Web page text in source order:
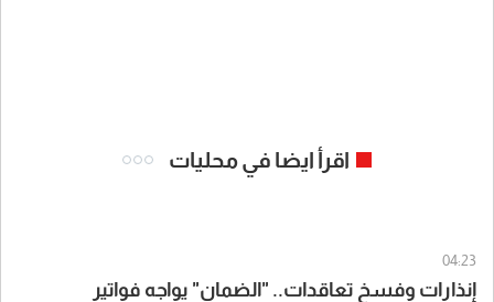
اقرأ ايضا في محليات
04:23
إنذارات وفسخ تعاقدات.. "الضمان" يواجه فواتير